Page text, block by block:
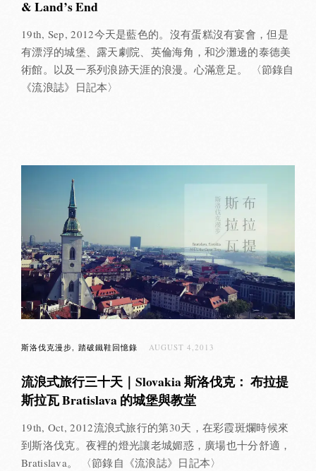
& Land’s End
19th, Sep, 2012今天是藍色的。沒有蛋糕沒有宴會，但是
有漂浮的城堡、露天劇院、英倫海角，和沙灘邊的泰德美
術館。以及一系列浪跡天涯的浪漫。心滿意足。 〈節錄自
《流浪誌》日記本〉
斯洛伐克漫步 踏破鐵鞋回憶錄 AUGUST 4,2013
流浪式旅行三十天｜Slovakia 斯洛伐克： 布拉提
斯拉瓦 Bratislava 的城堡與教堂
19th, Oct, 2012流浪式旅行的第30天，在彩霞斑爛時候來
到斯洛伐克。夜裡的燈光讓老城媚惑，廣場也十分舒適，
Bratislava。 〈節錄自《流浪誌》日記本〉